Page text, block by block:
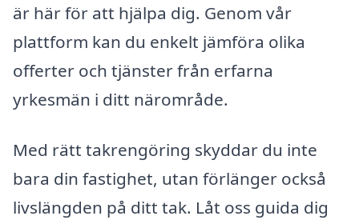
är här för att hjälpa dig. Genom vår
plattform kan du enkelt jämföra olika
offerter och tjänster från erfarna
yrkesmän i ditt närområde.
Med rätt takrengöring skyddar du inte
bara din fastighet, utan förlänger också
livslängden på ditt tak. Låt oss guida dig